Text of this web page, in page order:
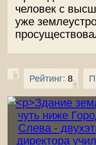
человек с
уже
Рейтинг: 8